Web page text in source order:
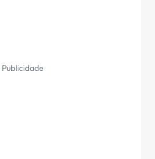
Publicidade